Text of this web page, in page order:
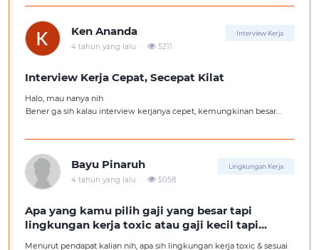
aku ambil kerjaan sesuai jurusan.
Ken Ananda Interview Kerja
4 tahun yang lalu . 5211
Interview Kerja Cepat, Secepat Kilat
Halo, mau nanya nih
Bener ga sih kalau interview kerjanya cepet, kemungkinan besar
Tolong pencerahannya dong kakak-kakak semua, soalnya aku fresh
Bayu Pinaruh Lingkungan Kerja
4 tahun yang lalu . 5058
Apa yang kamu pilih gaji yang besar tapi
lingkungan kerja toxic atau gaji kecil tapi
Menurut pendapat kalian nih, apa sih lingkungan kerja toxic & sesuai